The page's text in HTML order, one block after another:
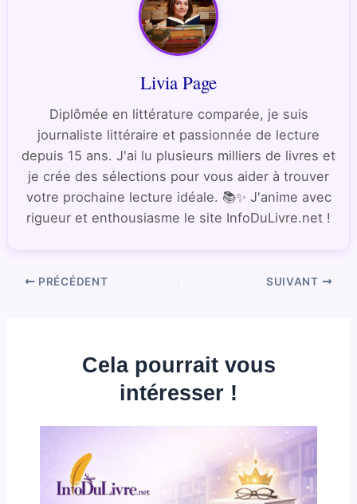
Livia Page
Diplômée en littérature comparée, je suis
journaliste littéraire et passionnée de lecture
depuis 15 ans. J'ai lu plusieurs milliers de livres et
je crée des sélections pour vous aider à trouver
votre prochaine lecture idéale. 📚✨ J'anime avec
rigueur et enthousiasme le site InfoDuLivre.net !
PRÉCÉDENT SUIVANT
Cela pourrait vous
intéresser !